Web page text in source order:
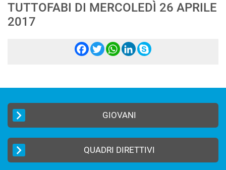
TUTTOFABI DI MERCOLEDÌ 26 APRILE
2017
Facebook
Twitter
WhatsApp
LinkedIn
Skype
GIOVANI
QUADRI DIRETTIVI